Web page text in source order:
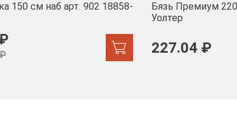
150 см наб арт. 902 18858-
Бязь Премиум
Уолтер
227.04 ₽